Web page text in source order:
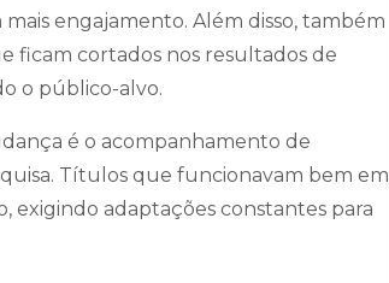
engajamento. Além disso, também
ficam cortados nos resultados de
o público-alvo.
é o acompanhamento de
Títulos que funcionavam bem em
adaptações constantes para